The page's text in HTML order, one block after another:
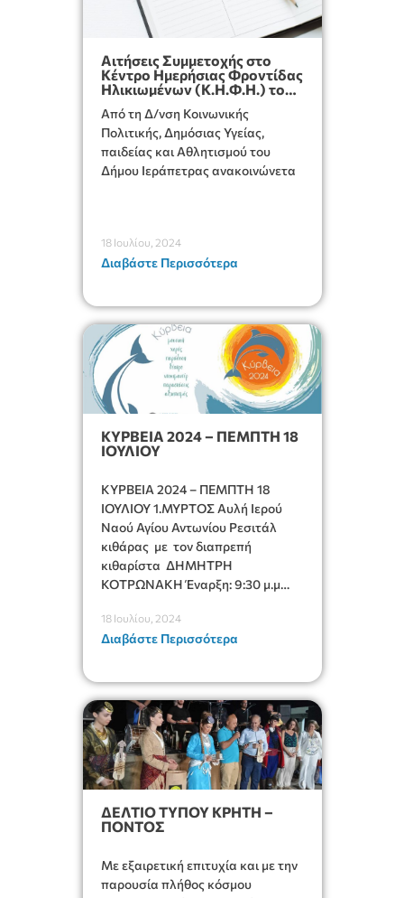
Αιτήσεις Συμμετοχής στο
Κέντρο Ημερήσιας Φροντίδας
Ηλικιωμένων (Κ.Η.Φ.Η.) του
Από τη Δ/νση Κοινωνικής
Πολιτικής, Δημόσιας Υγείας,
παιδείας και Αθλητισμού του
Δήμου Ιεράπετρας ανακοινώνετα
18 Ιουλίου, 2024
Διαβάστε Περισσότερα
ΚΥΡΒΕΙΑ 2024 – ΠΕΜΠΤΗ 18
ΙΟΥΛΙΟΥ
ΚΥΡΒΕΙΑ 2024 – ΠΕΜΠΤΗ 18
ΙΟΥΛΙΟΥ 1.ΜΥΡΤΟΣ Αυλή Ιερού
Ναού Αγίου Αντωνίου Ρεσιτάλ
κιθάρας με τον διαπρεπή
κιθαρίστα ΔΗΜΗΤΡΗ
ΚΟΤΡΩΝΑΚΗ Έναρξη: 9:30 μ.μ
Πολιτιστική Επιτροπή Μύρτου
2.ΘΕΑΤΡΙΚΗ ΠΑΡΑΣΤΑΣΗ
ΑΡΧΕΙΩΝ) ΘΕΑΤΡΙΚΗ ΣΚΗΝΗ
ΗΡΑΚΛΕΙΟΥ ΕΘΝΙΚΗΣ
ΑΝΤΙΣΤΑΣΕΩΣ 142 ΤΗΛ. 2813 013
218 – 6932 858624 Facebook –
ΘΕΑΤΡΙΚΗ ΣΚΗΝΗ ΗΡΑΚΛΕΙΟΥ
www.theatrikiskini.gr Email: […]
18 Ιουλίου, 2024
Διαβάστε Περισσότερα
ΔΕΛΤΙΟ ΤΥΠΟΥ ΚΡΗΤΗ –
ΠΟΝΤΟΣ
Με εξαιρετική επιτυχία και με την
παρουσία πλήθος κόσμου